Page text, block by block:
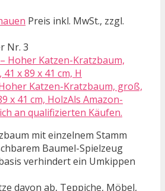
Preis inkl. MwSt., zzgl.
Nr. 3
Katzen-Kratzbaum, groß,
x 41 cm, HolzAls Amazon-
an qualifizierten Käufen.
mit einzelnem Stamm
Baumel-Spielzeug
verhindert ein Umkippen
davon ab, Teppiche, Möbel,